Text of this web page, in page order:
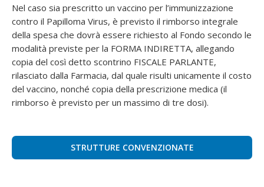
Nel caso sia prescritto un vaccino per l’immunizzazione
contro il Papilloma Virus, è previsto il rimborso integrale
della spesa che dovrà essere richiesto al Fondo secondo le
modalità previste per la FORMA INDIRETTA, allegando
copia del così detto scontrino FISCALE PARLANTE,
rilasciato dalla Farmacia, dal quale risulti unicamente il costo
del vaccino, nonché copia della prescrizione medica (il
rimborso è previsto per un massimo di tre dosi).
STRUTTURE CONVENZIONATE